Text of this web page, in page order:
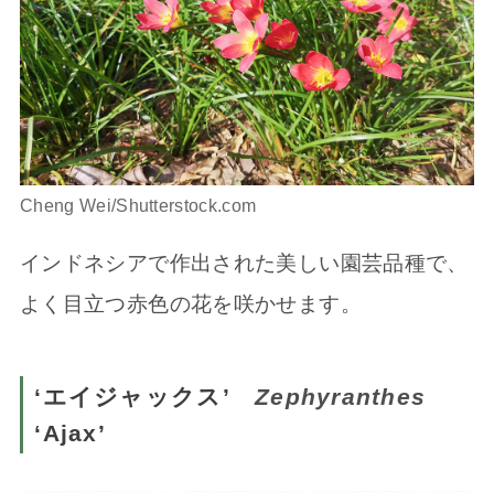
Cheng Wei/Shutterstock.com
インドネシアで作出された美しい園芸品種で、
よく目立つ赤色の花を咲かせます。
‘エイジャックス’Zephyranthes
‘Ajax’